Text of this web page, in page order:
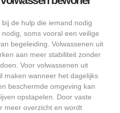
de hulp die iemand nodig
soms vooral een veilige
begeleiding. Volwassenen uit
aan meer stabiliteit zonder
Voor volwassenen uit
maken wanneer het dagelijks
beschermde omgeving kan
opstapelen. Door vaste
meer overzicht en wordt